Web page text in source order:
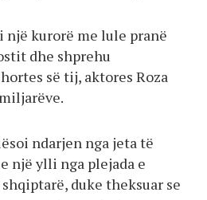
kurorë me lule pranë
dhe shprehu
së tij, aktores Roza
ndarjen nga jeta të
një ylli nga plejada e
duke theksuar se